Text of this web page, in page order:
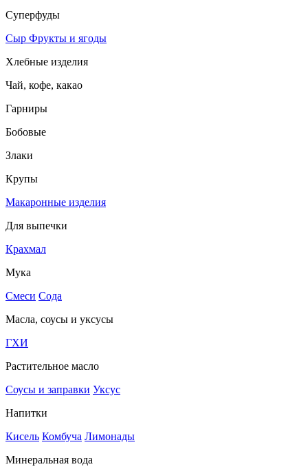
Суперфуды
Сыр Фрукты и ягоды
Хлебные изделия
Чай, кофе, какао
Гарниры
Бобовые
Злаки
Крупы
Макаронные изделия
Для выпечки
Крахмал
Мука
Смеси Сода
Масла, соусы и уксусы
ГХИ
Растительное масло
Соусы и заправки Уксус
Напитки
Кисель Комбуча Лимонады
Минеральная вода